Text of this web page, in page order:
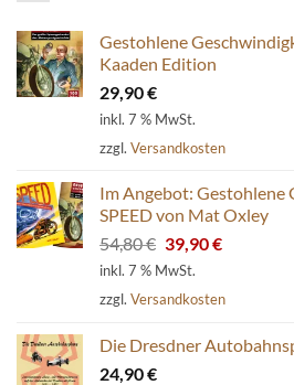
Gestohlene
Kaaden Edition
29,90€
inkl. 7 % MwSt.
zzgl. Versandkosten
Im Angebot: Gestohlene
SPEED von Mat Oxley
54,80€ Ursprünglicher
Preis
war:
54,80 €
39,90€Aktueller
39,90 €.
inkl. 7 % MwSt.
zzgl. Versandkosten
Die Dresdner
24,90€